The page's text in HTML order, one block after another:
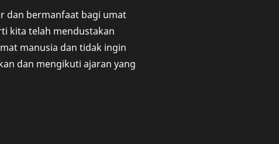
dan bermanfaat bagi umat
kita telah mendustakan
manusia dan tidak ingin
dan mengikuti ajaran yang